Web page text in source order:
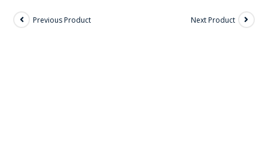
Previous Product Next Product